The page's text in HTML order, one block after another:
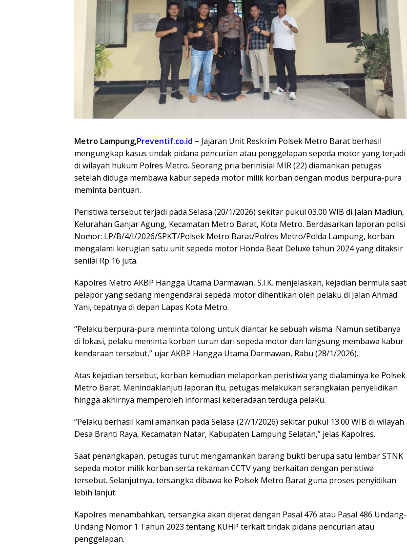
Metro Lampung,Preventif.co.id – Jajaran Unit Reskrim Polsek Metro Barat berhasil
mengungkap kasus tindak pidana pencurian atau penggelapan sepeda motor yang terjadi
di wilayah hukum Polres Metro. Seorang pria berinisial MIR (22) diamankan petugas
setelah diduga membawa kabur sepeda motor milik korban dengan modus berpura-pura
meminta bantuan.
Peristiwa tersebut terjadi pada Selasa (20/1/2026) sekitar pukul 03.00 WIB di Jalan Madiun,
Kelurahan Ganjar Agung, Kecamatan Metro Barat, Kota Metro. Berdasarkan laporan polisi
Nomor: LP/B/4/I/2026/SPKT/Polsek Metro Barat/Polres Metro/Polda Lampung, korban
mengalami kerugian satu unit sepeda motor Honda Beat Deluxe tahun 2024 yang ditaksir
senilai Rp 16 juta.
Kapolres Metro AKBP Hangga Utama Darmawan, S.I.K. menjelaskan, kejadian bermula saat
pelapor yang sedang mengendarai sepeda motor dihentikan oleh pelaku di Jalan Ahmad
Yani, tepatnya di depan Lapas Kota Metro.
“Pelaku berpura-pura meminta tolong untuk diantar ke sebuah wisma. Namun setibanya
di lokasi, pelaku meminta korban turun dari sepeda motor dan langsung membawa kabur
kendaraan tersebut,” ujar AKBP Hangga Utama Darmawan, Rabu (28/1/2026).
Atas kejadian tersebut, korban kemudian melaporkan peristiwa yang dialaminya ke Polsek
Metro Barat. Menindaklanjuti laporan itu, petugas melakukan serangkaian penyelidikan
hingga akhirnya memperoleh informasi keberadaan terduga pelaku.
“Pelaku berhasil kami amankan pada Selasa (27/1/2026) sekitar pukul 13.00 WIB di wilayah
Desa Branti Raya, Kecamatan Natar, Kabupaten Lampung Selatan,” jelas Kapolres.
Saat penangkapan, petugas turut mengamankan barang bukti berupa satu lembar STNK
sepeda motor milik korban serta rekaman CCTV yang berkaitan dengan peristiwa
tersebut. Selanjutnya, tersangka dibawa ke Polsek Metro Barat guna proses penyidikan
lebih lanjut.
Kapolres menambahkan, tersangka akan dijerat dengan Pasal 476 atau Pasal 486 Undang-
Undang Nomor 1 Tahun 2023 tentang KUHP terkait tindak pidana pencurian atau
penggelapan.